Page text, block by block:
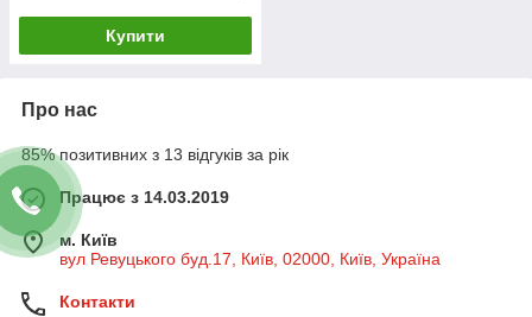
Купити
Про нас
85% позитивних з 13 відгуків за рік
Працює з 14.03.2019
м. Київ
вул Ревуцького буд.17, Київ, 02000, Київ, Україна
Контакти